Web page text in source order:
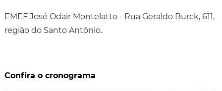
EMEF José Odair Montelatto - Rua Geraldo Burck, 611,
região do Santo Antônio.
Confira o cronograma